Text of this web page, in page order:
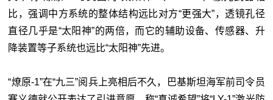
比，强调中方系统的整体结构远比对方“更强大”，透镜孔径
直径几乎是“太阳神”的两倍，而它的辅助设备、传感器、升
降装置等子系统也远比“太阳神”先进。
“燎原-1”在“九三”阅兵上亮相后不久，巴基斯坦海军前司令员